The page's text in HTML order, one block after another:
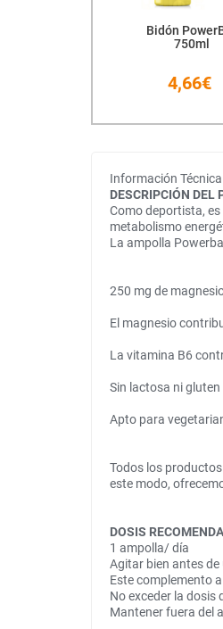
Bidón
750ml
4,66€
Información Técnica
DESCRIPCIÓN DEL
Como deportista,
metabolismo
La ampolla
250 mg de
El magnesio
La vitamina B6
Sin lactosa ni gluten
Apto para
Todos los
este modo,
DOSIS
1 ampolla/ día
Agitar bien antes de
Este complemento
No exceder la dosis
Mantener fuera del